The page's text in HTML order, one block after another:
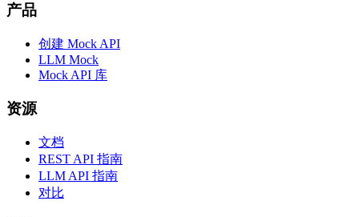
产品
创建 Mock API
LLM Mock
Mock API 库
资源
文档
REST API 指南
LLM API 指南
对比